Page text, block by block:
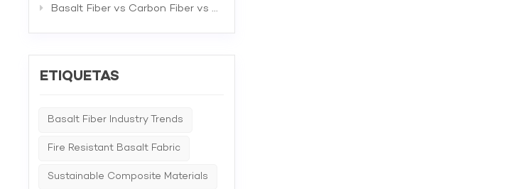
Basalt Fiber vs Carbon Fiber vs Fiberglass: A Comprehensive Technical Comparison for Industrial Applications
ETIQUETAS
Basalt Fiber Industry Trends
Fire Resistant Basalt Fabric
Sustainable Composite Materials